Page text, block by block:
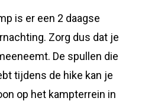
is er een 2 daagse
Zorg dus dat je
De spullen die
tijdens de hike kan je
op het kampterrein in